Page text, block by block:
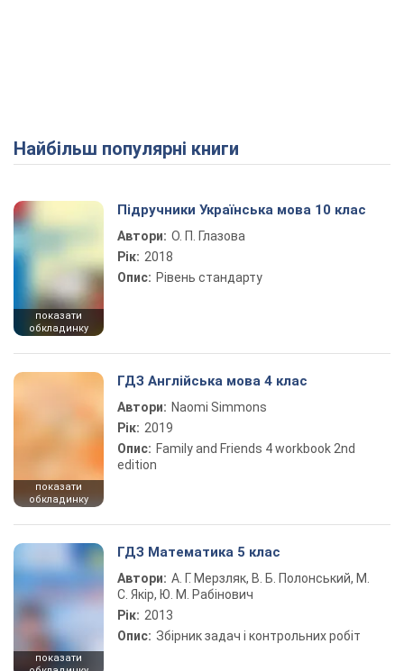
Найбільш популярні книги
показати
обкладинку
Підручники Українська мова 10 клас
Автори: О. П. Глазова
Рік: 2018
Опис: Рівень стандарту
показати
обкладинку
ГДЗ Англійська мова 4 клас
Автори: Naomi Simmons
Рік: 2019
Опис: Family and Friends 4 workbook 2nd
edition
показати
ГДЗ Математика 5 клас
Автори: А. Г. Мерзляк, В. Б. Полонський, М.
С. Якір, Ю. М. Рабінович
Рік: 2013
Опис: Збірник задач і контрольних робіт